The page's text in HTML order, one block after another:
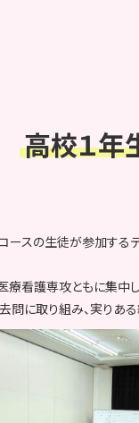
高校１年
ースの生徒が参加するデ
療看護専攻ともに集中
に取り組み、実りあ